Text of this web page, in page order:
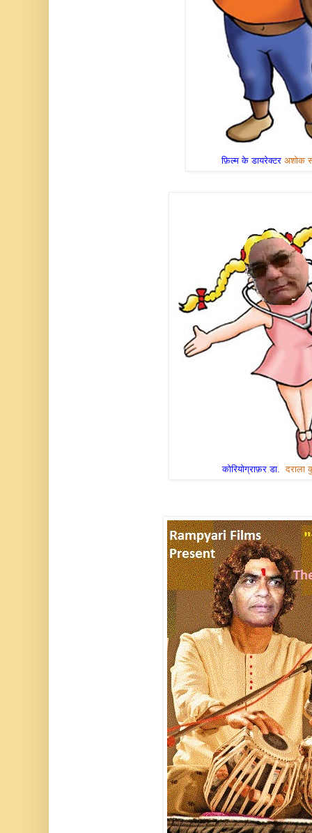
फ़िल्म के डायरेक्टर अशोक
कोरियोग्राफ़र डा.दराला